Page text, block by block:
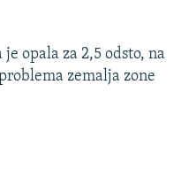
opala za 2,5 odsto, na
zemalja zone